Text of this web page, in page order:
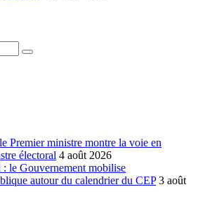
Premier ministre montre la voie en
électoral 4 août 2026
: le Gouvernement mobilise
autour du calendrier du CEP 3 août